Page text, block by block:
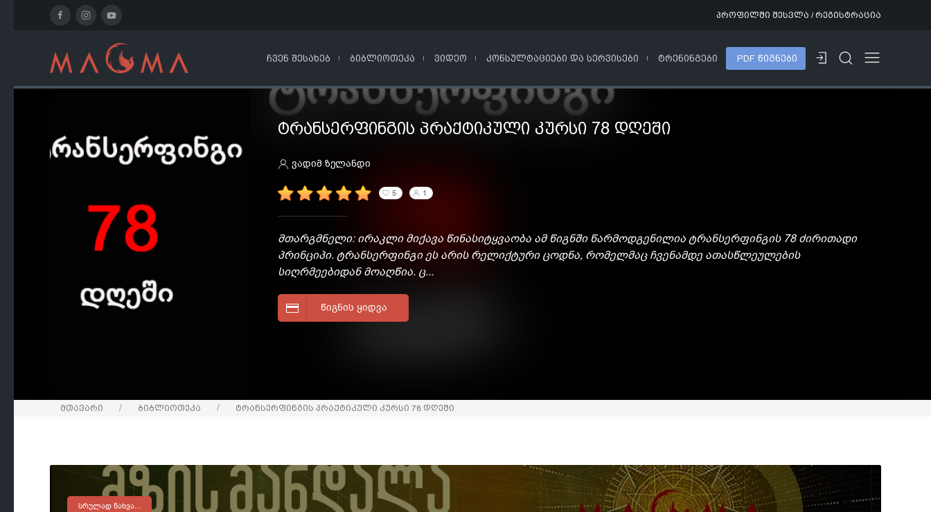
პროფილში შესვლა / რეგისტრაცია
ᲩᲕᲔᲜ ᲨᲔᲡᲐᲮᲔᲑ ᲑᲘᲑᲚᲘᲝᲗᲔᲙᲐ ᲕᲘᲓᲔᲝ ᲙᲝᲜᲡᲣᲚᲢᲐᲪᲘᲔᲑᲘ ᲓᲐ ᲡᲔᲠᲕᲘᲡᲔᲑᲘ ᲢᲠᲔᲜᲘᲜᲒᲔᲑᲘ PDF ᲬᲘᲒᲜᲔᲑᲘ
ᲢᲠᲐᲜᲡᲔᲠᲤᲘᲜᲒᲘᲡ ᲞᲠᲐᲥᲢᲘᲙᲣᲚᲘ ᲙᲣᲠᲡᲘ 78 ᲓᲦᲔᲨᲘ
ვადიმ ზელანდი
5 1
მთარგმნელი: ირაკლი მიქავა წინასიტყვაობა ამ წიგნში წარმოდგენილია ტრანსერფინგის 78 ძირითადი
პრინციპი. ტრანსერფინგი ეს არის რელიქტური ცოდნა, რომელმაც ჩვენამდე ათასწლეულების
სიღრმეებიდან მოაღწია. ც...
ᲬᲘᲒᲜᲘᲡ ᲧᲘᲓᲕᲐ
მთავარი ბიბლიოთეკა ტრანსერფინგის პრაქტიკული კურსი 78 დღეში
ᲡᲠᲣᲚᲐᲓ ᲜᲐᲮᲕᲐ...